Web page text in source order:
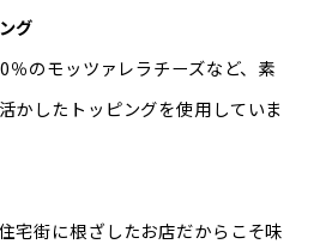
グ
％のモッツァレラチーズなど、素
かしたトッピングを使用していま
宅街に根ざしたお店だからこそ味